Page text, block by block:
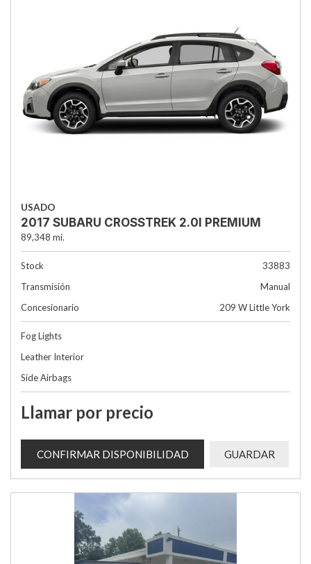
USADO
2017 SUBARU CROSSTREK 2.0I PREMIUM
89,348 mi.
Stock
33883
Transmisión
Manual
Concesionario
209 W Little York
Fog Lights
Leather Interior
Side Airbags
Llamar por precio
CONFIRMAR DISPONIBILIDAD GUARDAR